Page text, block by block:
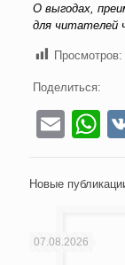
О выгодах,
для читателей
Просмотров:
Поделиться:
Новые
07.08.2026